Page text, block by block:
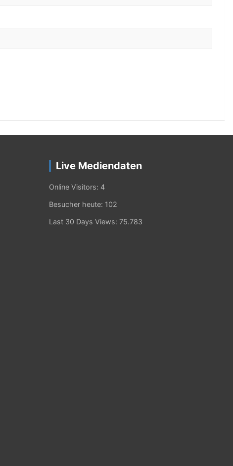
Live Mediendaten
Online Visitors: 4
Besucher heute: 102
Last 30 Days Views: 75.783